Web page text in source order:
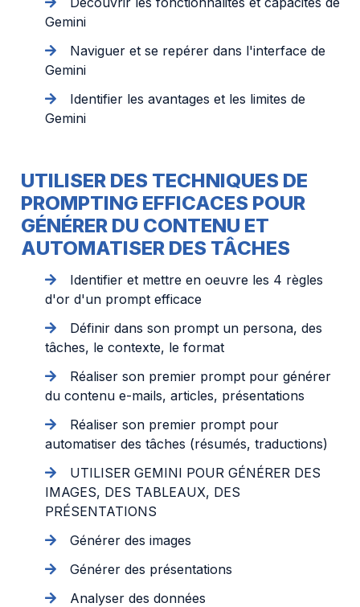
Gemini
Naviguer et se repérer dans l'interface de
Gemini
Identifier les avantages et les limites de
Gemini
UTILISER DES TECHNIQUES DE
PROMPTING EFFICACES POUR
GÉNÉRER DU CONTENU ET
AUTOMATISER DES TÂCHES
Identifier et mettre en oeuvre les 4 règles
d'or d'un prompt efficace
Définir dans son prompt un persona, des
tâches, le contexte, le format
Réaliser son premier prompt pour générer
du contenu e-mails, articles, présentations
Réaliser son premier prompt pour
automatiser des tâches (résumés, traductions)
UTILISER GEMINI POUR GÉNÉRER DES
IMAGES, DES TABLEAUX, DES
PRÉSENTATIONS
Générer des images
Générer des présentations
Analyser des données